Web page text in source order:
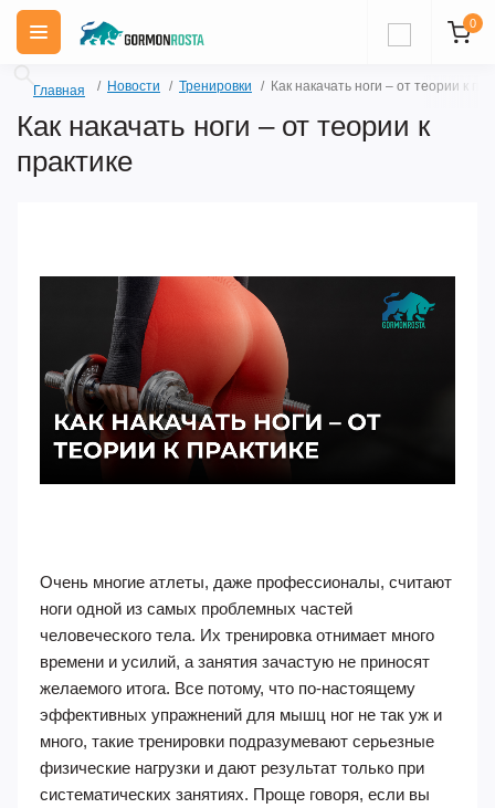
0
Главная Новости Тренировки Как накачать ноги – от теории к
Как накачать ноги – от теории к
практике
Очень многие атлеты, даже профессионалы, считают
ноги одной из самых проблемных частей
человеческого тела. Их тренировка отнимает много
времени и усилий, а занятия зачастую не приносят
желаемого итога. Все потому, что по-настоящему
эффективных упражнений для мышц ног не так уж и
много, такие тренировки подразумевают серьезные
физические нагрузки и дают результат только при
систематических занятиях. Проще говоря, если вы